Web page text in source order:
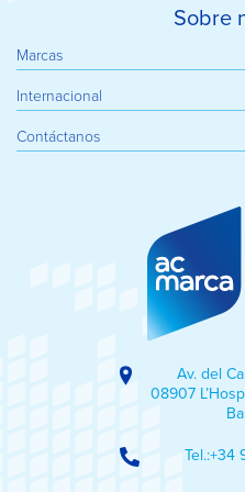
web, quienes pueden
partir del uso que haya
Sobre
Marcas
Internacional
Contáctanos
Av. del
08907
Tel.:+34